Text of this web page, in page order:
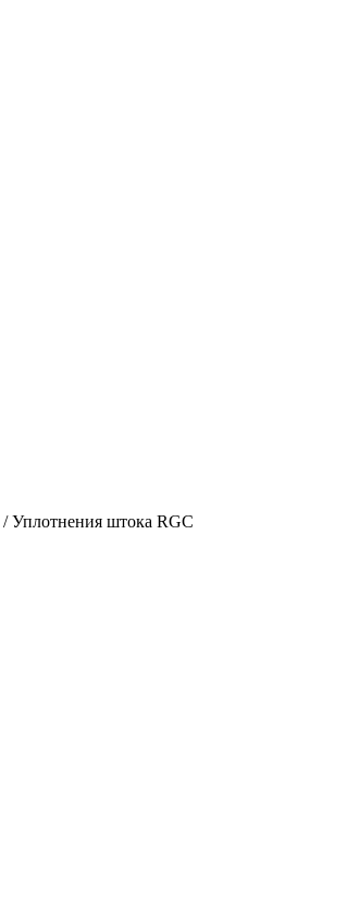
/ Уплотнения штока RGC